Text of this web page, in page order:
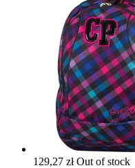
129,27 złOut of stock